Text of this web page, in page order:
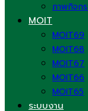
ภาพกิจก
MOIT
MOIT69
MOIT68
MOIT67
MOIT66
MOIT65
ระบบงาน